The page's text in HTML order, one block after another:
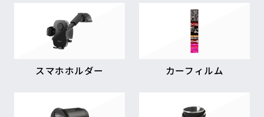
スマホホルダー カーフィルム